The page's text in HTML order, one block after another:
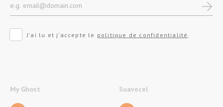
J'ai lu et j'accepte le politique de confidentialité
My Ghost Suavecel